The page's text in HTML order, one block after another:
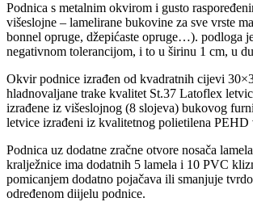
Podnica s metalnim okvirom i gusto
višeslojne – lamelirane bukovine za sve vrste
bonnel opruge, džepićaste opruge…). podloga
negativnom tolerancijom, i to u širinu 1 cm, u
Okvir podnice izrađen od kvadratnih cijevi
hladnovaljane trake kvalitet St.37 Latoflex
izrađene iz višeslojnog (8 slojeva) bukovog
letvice izrađeni iz kvalitetnog polietilena PEHD
Podnica uz dodatne zračne otvore nosača
kralježnice ima dodatnih 5 lamela i 10 PVC
pomicanjem dodatno pojačava ili smanjuje
određenom diijelu podnice.